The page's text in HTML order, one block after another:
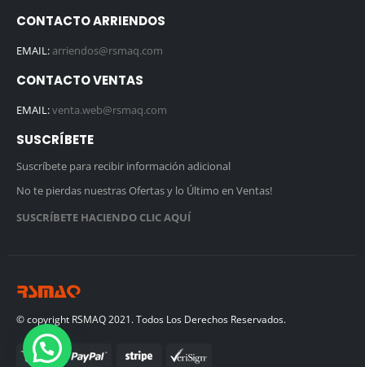
CONTACTO ARRIENDOS
EMAIL:arriendos@rsmaq.com
CONTACTO VENTAS
EMAIL:venta.web@rsmaq.com
SUSCRÍBETE
Suscríbete para recibir información adicional
No te pierdas nuestras Ofertas y lo Último en Ventas!
SUSCRÍBETE HACIENDO CLIC AQUÍ
© copyright RSMAQ 2021. Todos Los Derechos Reservados.